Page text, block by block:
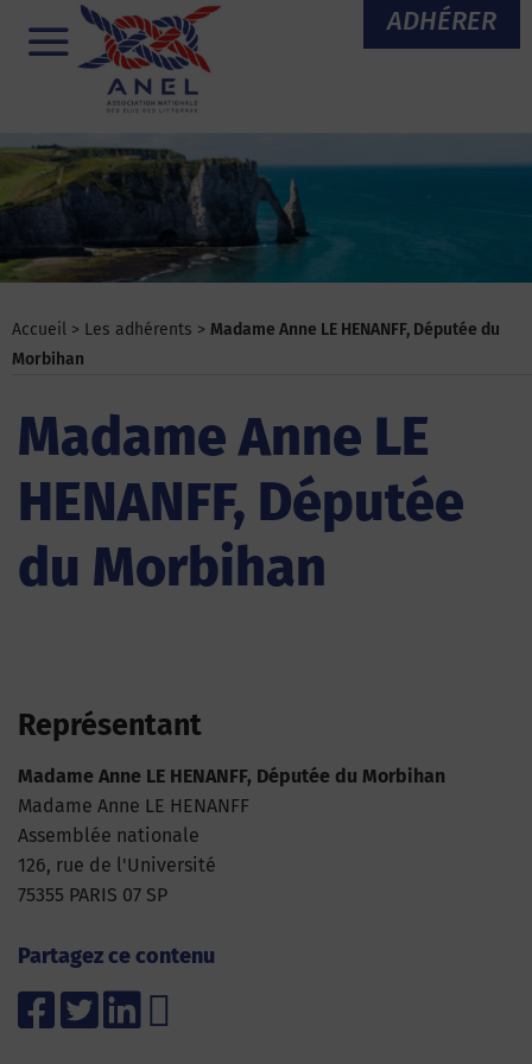
ADHÉRER
Menu
Accueil > Les adhérents > Madame Anne LE HENANFF, Députée du
Morbihan
Madame Anne LE
HENANFF, Députée
du Morbihan
Représentant
Madame Anne LE HENANFF, Députée du Morbihan
Madame Anne LE HENANFF
Assemblée nationale
126, rue de l'Université
75355 PARIS 07 SP
Partagez ce contenu